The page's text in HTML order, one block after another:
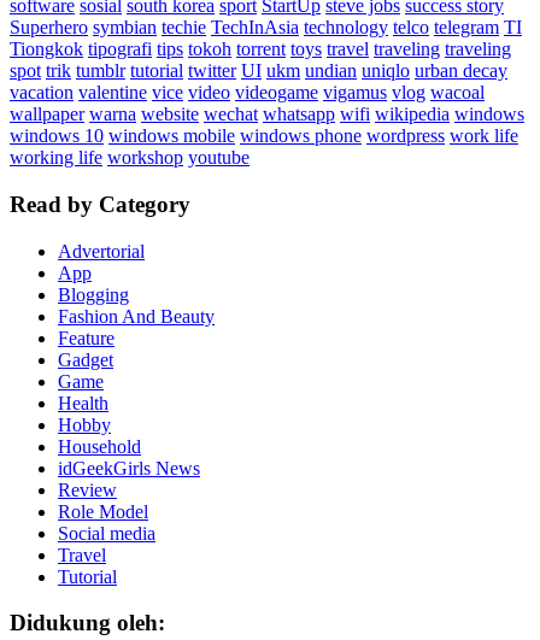
software sosial south korea sport StartUp steve jobs success story
Superhero symbian techie TechInAsia technology telco telegram TI
Tiongkok tipografi tips tokoh torrent toys travel traveling traveling
spot trik tumblr tutorial twitter UI ukm undian uniqlo urban decay
vacation valentine vice video videogame vigamus vlog wacoal
wallpaper warna website wechat whatsapp wifi wikipedia windows
windows 10 windows mobile windows phone wordpress work life
working life workshop youtube
Read by Category
Advertorial
App
Blogging
Fashion And Beauty
Feature
Gadget
Game
Health
Hobby
Household
idGeekGirls News
Review
Role Model
Social media
Travel
Tutorial
Didukung oleh: